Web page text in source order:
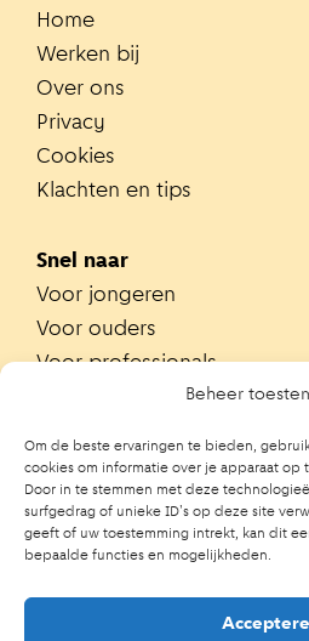
Beheer
Om de beste ervaringen te bieden,
cookies om informatie over je apparaat op
Door in te stemmen met deze
surfgedrag of unieke ID's op deze site
geeft of uw toestemming intrekt, kan dit
bepaalde functies en mogelijkheden.
Home
Werken bij
Over ons
Privacy
Cookies
Klachten en tips
Snel naar
Voor jongeren
Voor ouders
Voor professionals
Zoek contactpersoon op
Trainingen
Ouderportaal JGZ